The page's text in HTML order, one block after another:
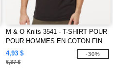
M & O Knits 3541 - T-SHIRT POUR
POUR HOMMES EN COTON FIN
4,93 $
6,37 $
-30%